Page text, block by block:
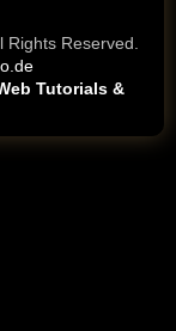
Rights Reserved.
Tutorials &